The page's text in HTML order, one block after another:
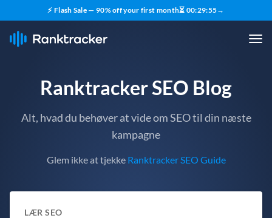
⚡ Flash Sale — 90% off your first month⏳ 00:29:54→
Ranktracker SEO Blog
Alt, hvad du behøver at vide om SEO til din næste
kampagne
Glem ikke at tjekke Ranktracker SEO Guide
LÆR SEO